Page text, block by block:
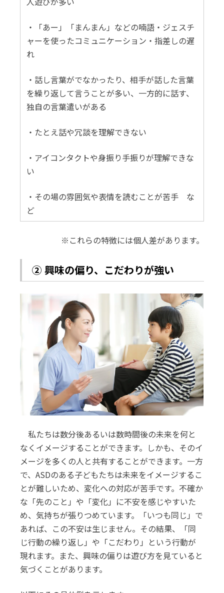
・「あー」「まんまん」などの喃語・ジェスチ
ャーを使ったコミュニケーション・指差しの遅
れ
・話し言葉がでなかったり、相手が話した言葉
を繰り返して言うことが多い、一方的に話す、
独自の言葉遣いがある
・たとえ話や冗談を理解できない
・アイコンタクトや身振り手振りが理解できな
い
・その場の雰囲気や表情を読むことが苦手 な
ど
※これらの特徴には個人差があります。
② 興味の偏り、こだわりが強い
私たちは数分後あるいは数時間後の未来を何と
なくイメージすることができます。しかも、そのイ
メージを多くの人と共有することができます。一方
で、ASDのある子どもたちは未来をイメージするこ
とが難しいため、変化への対応が苦手です。不確か
な「先のこと」や「変化」に不安を感じやすいた
め、気持ちが張りつめています。「いつも同じ」で
あれば、この不安は生じません。その結果、「同
じ行動の繰り返し」や「こだわり」という行動が
現れます。また、興味の偏りは遊び方を見ていると
気づくことがあります。